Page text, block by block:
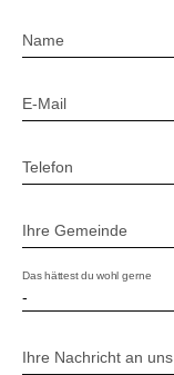
Name
E-Mail
Telefon
Ihre Gemeinde
-
Das hättest du wohl gerne
Ihre Nachricht an uns